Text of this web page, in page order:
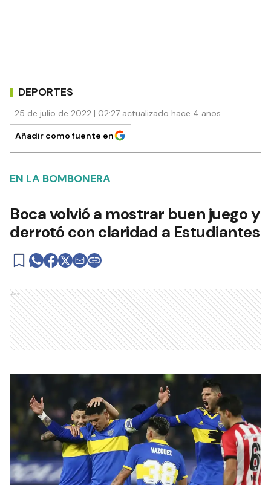
DEPORTES
25 de julio de 2022 | 02:27 actualizado hace 4 años
Añadir como fuente en
EN LA BOMBONERA
Boca volvió a mostrar buen juego y
derrotó con claridad a Estudiantes
Ads